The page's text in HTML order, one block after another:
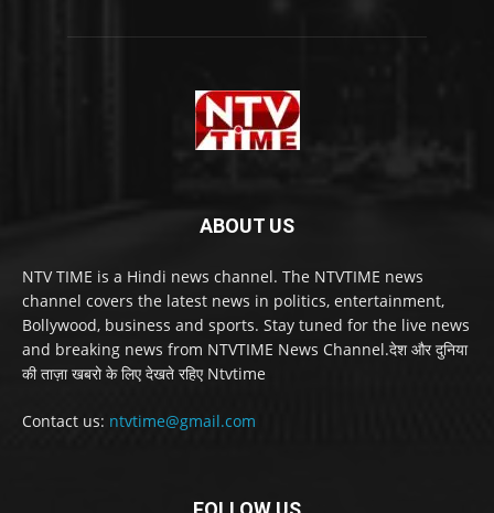
ABOUT US
NTV TIME is a Hindi news channel. The NTVTIME news
channel covers the latest news in politics, entertainment,
Bollywood, business and sports. Stay tuned for the live news
and breaking news from NTVTIME News Channel.देश और दुनिया
की ताज़ा खबरो के लिए देखते रहिए Ntvtime
Contact us: ntvtime@gmail.com